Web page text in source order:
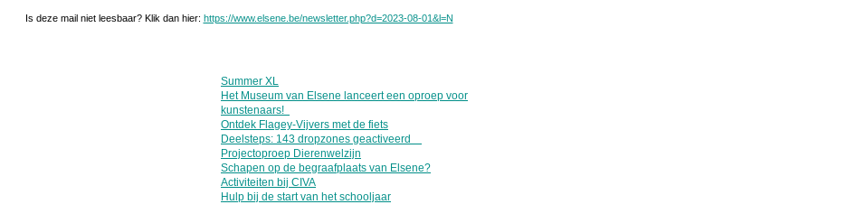
Is deze mail niet leesbaar? Klik dan hier: https://www.elsene.be/newsletter.php?d=2023-08-01&l=N
Summer XL
Het Museum van Elsene lanceert een oproep voor
kunstenaars!
Ontdek Flagey-Vijvers met de fiets
Deelsteps: 143 dropzones geactiveerd
Projectoproep Dierenwelzijn
Schapen op de begraafplaats van Elsene?
Activiteiten bij CIVA
Hulp bij de start van het schooljaar